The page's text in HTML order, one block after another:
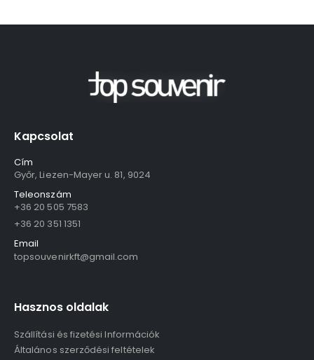
Kapcsolat
Cím
Győr, Liezen-Mayer u. 81, 9024
Teleonszám
+36 20 505 7583
+36 20 351 1351
Email
topsouvenirkft@gmail.com
Hasznos oldalak
Szállítási és fizetési Információk
Általános szerződési feltételek